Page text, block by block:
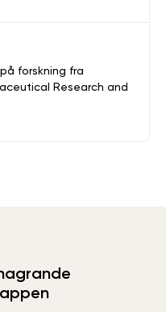
forskning fra
Research and